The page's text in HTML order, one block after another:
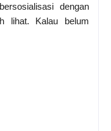
dengan
lihat. Kalau belum